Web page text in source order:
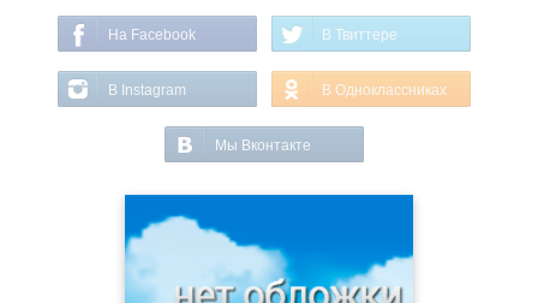
На Facebook В Твиттере
В Instagram В Одноклассниках
Мы Вконтакте